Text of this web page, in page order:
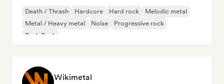
Death / Thrash Hardcore Hard rock
Melodic metal
Metal / Heavy metal
Noise
Progressive rock
Punk Rock
Wikimetal